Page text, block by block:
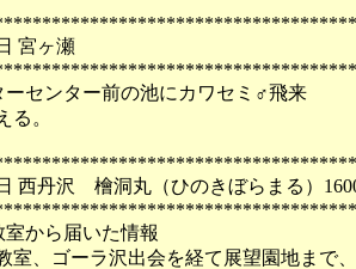
宮ヶ瀬
ーセンター前の池にカワセミ♂飛来
。
西丹沢 檜洞丸（ひのきぼらまる）
から届いた情報
、ゴーラ沢出会を経て展望園地まで